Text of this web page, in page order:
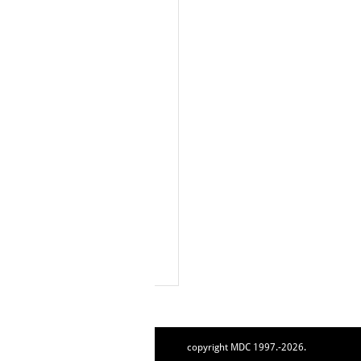
copyright MDC 1997.-2026.